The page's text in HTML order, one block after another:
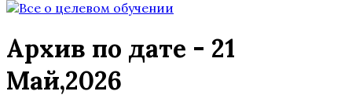
Архив по дате - 21
Май,2026